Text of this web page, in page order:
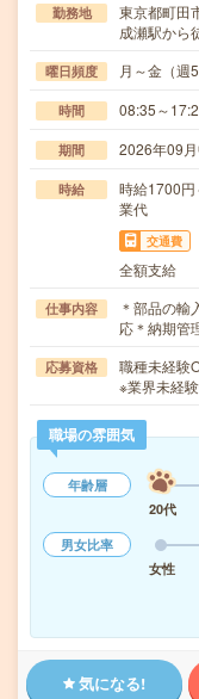
勤務地
東京都町田
成瀬駅から
曜日頻度 月～金（
時間 08:35～
期間 2026年09
時給
時給1700
業代
交通費
全額支給
仕事内容
＊部品の輸
応＊納期管
応募資格
職種未経験
※業界未経
職場の雰囲気
年齢層
20代
男女比率
女性
気になる!